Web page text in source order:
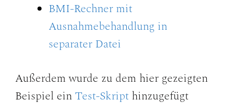
BMI-Rechner mit
Ausnahmebehandlung in
separater Datei
Außerdem wurde zu dem hier gezeigten
Beispiel ein Test-Skript hinzugefügt